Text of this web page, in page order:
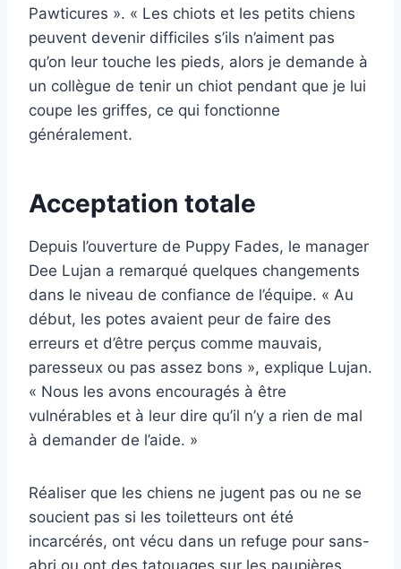
Pawticures ». « Les chiots et les petits chiens
peuvent devenir difficiles s’ils n’aiment pas
qu’on leur touche les pieds, alors je demande à
un collègue de tenir un chiot pendant que je lui
coupe les griffes, ce qui fonctionne
généralement.
Acceptation totale
Depuis l’ouverture de Puppy Fades, le manager
Dee Lujan a remarqué quelques changements
dans le niveau de confiance de l’équipe. « Au
début, les potes avaient peur de faire des
erreurs et d’être perçus comme mauvais,
paresseux ou pas assez bons », explique Lujan.
« Nous les avons encouragés à être
vulnérables et à leur dire qu’il n’y a rien de mal
à demander de l’aide. »
Réaliser que les chiens ne jugent pas ou ne se
soucient pas si les toiletteurs ont été
incarcérés, ont vécu dans un refuge pour sans-